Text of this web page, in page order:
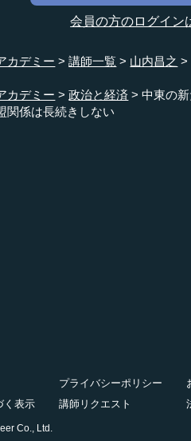
会員の方のログイン
カデミー 講師一覧 山内昌之
カデミー
政治と経済 中東の
関係は長続きしない
プライバシーポリシー
く表示
講師リクエスト
Co., Ltd.